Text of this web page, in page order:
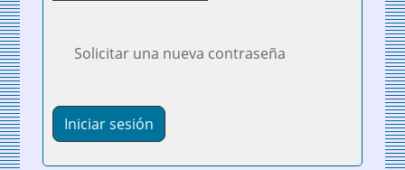
Solicitar una nueva contraseña